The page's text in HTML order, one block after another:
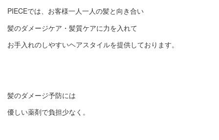
PIECEでは、お客様一人一人の髪と向き合い
髪のダメージケア・髪質ケアに力を入れて
お手入れのしやすいヘアスタイルを提供しております。
髪のダメージ予防には
優しい薬剤で負担少なく。